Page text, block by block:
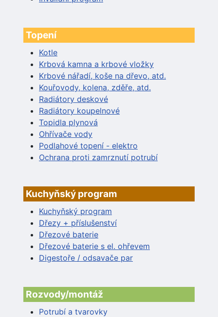
Topení
Kotle
Krbová kamna a krbové vložky
Krbové nářadí, koše na dřevo, atd.
Kouřovody, kolena, zděře, atd.
Radiátory deskové
Radiátory koupelnové
Topidla plynová
Ohřívače vody
Podlahové topení - elektro
Ochrana proti zamrznutí potrubí
Kuchyňský program
Kuchyňský program
Dřezy + příslušenství
Dřezové baterie
Dřezové baterie s el. ohřevem
Digestoře / odsavače par
Rozvody/montáž
Potrubí a tvarovky